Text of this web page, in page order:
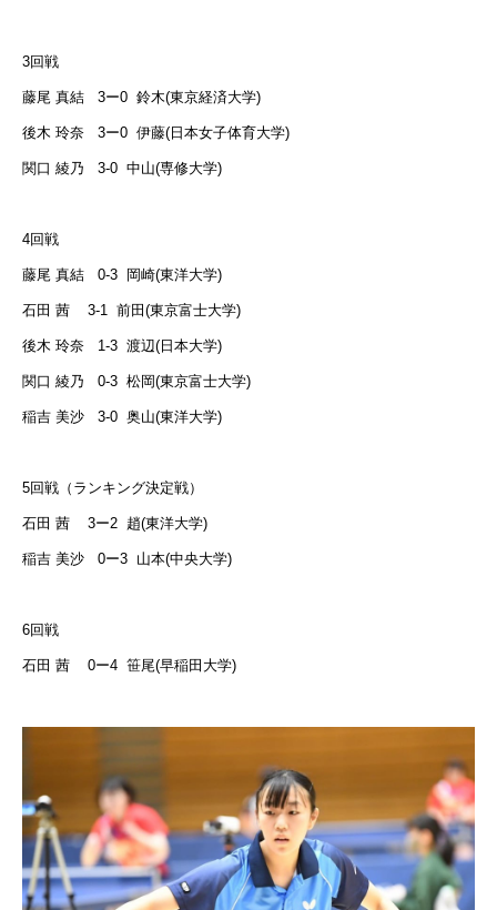
3回戦
藤尾 真結 3ー0 鈴木(東京経済大学)
後木 玲奈 3ー0 伊藤( 日本女子体育大学)
関口 綾乃 3-0 中山(専修大学)
4回戦
藤尾 真結 0-3 岡崎(東洋大学)
石田 茜 3-1 前田 (東京富士大学)
後木 玲奈 1-3 渡辺( 日本大学)
関口 綾乃 0-3 松岡(東京富士大学)
稲吉 美沙 3-0 奥山(東洋大学)
5回戦（ランキング決定戦）
石田 茜 3ー2 趙(東洋大学)
稲吉 美沙 0ー3 山本(中央大学)
6回戦
石田 茜 0ー4 笹尾(早稲田大学)